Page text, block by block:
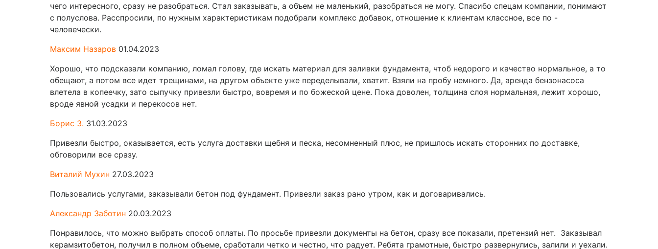
чего интересного, сразу не разобраться. Стал заказывать, а объем не маленький, разобраться не могу. Спасибо спецам компании, понимают
с полуслова. Расспросили, по нужным характеристикам подобрали комплекс добавок, отношение к клиентам классное, все по -
человечески.
Максим Назаров 01.04.2023
Хорошо, что подсказали компанию, ломал голову, где искать материал для заливки фундамента, чтоб недорого и качество нормальное, а то
обещают, а потом все идет трещинами, на другом объекте уже переделывали, хватит. Взяли на пробу немного. Да, аренда бензонасоса
влетела в копеечку, зато сыпучку привезли быстро, вовремя и по божеской цене. Пока доволен, толщина слоя нормальная, лежит хорошо,
вроде явной усадки и перекосов нет.
Борис З. 31.03.2023
Привезли быстро, оказывается, есть услуга доставки щебня и песка, несомненный плюс, не пришлось искать сторонних по доставке,
обговорили все сразу.
Виталий Мухин 27.03.2023
Пользовались услугами, заказывали бетон под фундамент. Привезли заказ рано утром, как и договаривались.
Александр Заботин 20.03.2023
Понравилось, что можно выбрать способ оплаты. По просьбе привезли документы на бетон, сразу все показали, претензий нет. Заказывал
керамзитобетон, получил в полном объеме, сработали четко и честно, что радует. Ребята грамотные, быстро развернулись, залили и уехали.